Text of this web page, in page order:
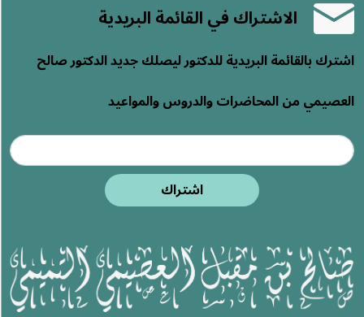
الاشتراك في القائمة البريدية
اشترك بالقائمة البريدية للدكتور ليصلك جديد الدكتور صالح
العصيمي من المحاضرات والدروس والمواعيد
اشتراك